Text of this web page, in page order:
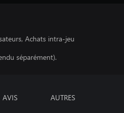
Achats intra-jeu
séparément).
AVIS AUTRES